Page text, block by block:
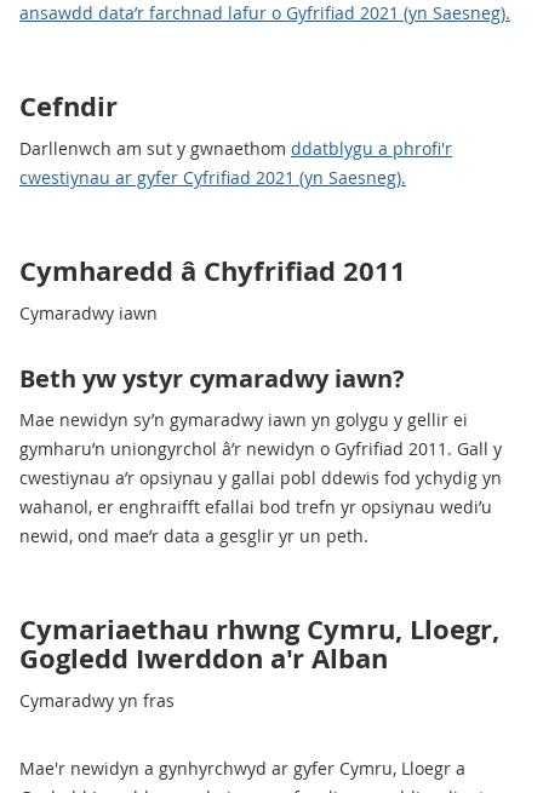
ansawdd data’r farchnad lafur o Gyfrifiad 2021 (yn Saesneg).
Cefndir
Darllenwch am sut y gwnaethom ddatblygu a phrofi'r
cwestiynau ar gyfer Cyfrifiad 2021 (yn Saesneg).
Cymharedd â Chyfrifiad 2011
Cymaradwy iawn
Beth yw ystyr cymaradwy iawn?
Mae newidyn sy’n gymaradwy iawn yn golygu y gellir ei
gymharu’n uniongyrchol â’r newidyn o Gyfrifiad 2011. Gall y
cwestiynau a’r opsiynau y gallai pobl ddewis fod ychydig yn
wahanol, er enghraifft efallai bod trefn yr opsiynau wedi’u
newid, ond mae’r data a gesglir yr un peth.
Cymariaethau rhwng Cymru, Lloegr,
Gogledd Iwerddon a'r Alban
Cymaradwy yn fras
Mae'r newidyn a gynhyrchwyd ar gyfer Cymru, Lloegr a